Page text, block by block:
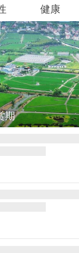
健康
廷总统米莱